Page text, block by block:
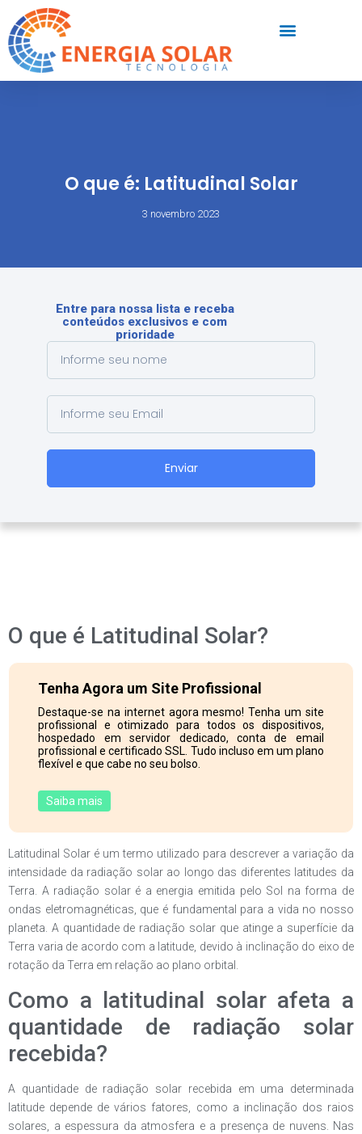
O que é: Latitudinal Solar
3 novembro 2023
Enviar
Entre para nossa lista e receba
conteúdos exclusivos e com
prioridade
O que é Latitudinal Solar?
Tenha Agora um Site Profissional
Destaque-se na internet agora mesmo! Tenha um site
profissional e otimizado para todos os dispositivos,
hospedado em servidor dedicado, conta de email
profissional e certificado SSL. Tudo incluso em um plano
flexível e que cabe no seu bolso.
Saiba mais
Latitudinal Solar é um termo utilizado para descrever a variação da
intensidade da radiação solar ao longo das diferentes latitudes da
Terra. A radiação solar é a energia emitida pelo Sol na forma de
ondas eletromagnéticas, que é fundamental para a vida no nosso
planeta. A quantidade de radiação solar que atinge a superfície da
Terra varia de acordo com a latitude, devido à inclinação do eixo de
rotação da Terra em relação ao plano orbital.
Como a latitudinal solar afeta a
quantidade de radiação solar
recebida?
A quantidade de radiação solar recebida em uma determinada
latitude depende de vários fatores, como a inclinação dos raios
solares, a espessura da atmosfera e a presença de nuvens. Nas